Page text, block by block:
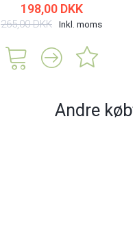
198,00 DKK
265,00 DKK Inkl. moms
Andre